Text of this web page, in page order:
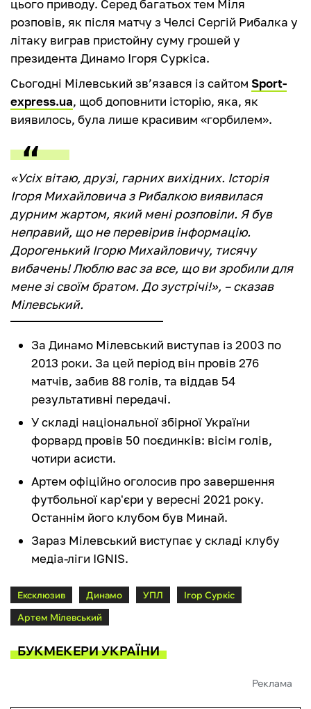
цього приводу. Серед багатьох тем Міля
розповів, як після матчу з Челсі Сергій Рибалка у
літаку виграв пристойну суму грошей у
президента Динамо Ігоря Суркіса.
Сьогодні Мілевський зв’язався із сайтом Sport-
express.ua, щоб доповнити історію, яка, як
виявилось, була лише красивим «горбилем».
«Усіх вітаю, друзі, гарних вихідних. Історія
Ігоря Михайловича з Рибалкою виявилася
дурним жартом, який мені розповіли. Я був
неправий, що не перевірив інформацію.
Дорогенький Ігорю Михайловичу, тисячу
вибачень! Люблю вас за все, що ви зробили для
мене зі своїм братом. До зустрічі!», – сказав
Мілевський.
За Динамо Мілевський виступав із 2003 по
2013 роки. За цей період він провів 276
матчів, забив 88 голів, та віддав 54
результативні передачі.
У складі національної збірної України
форвард провів 50 поєдинків: вісім голів,
чотири асисти.
Артем офіційно оголосив про завершення
футбольної кар'єри у вересні 2021 року.
Останнім його клубом був Минай.
Зараз Мілевський виступає у складі клубу
медіа-ліги IGNIS.
Ексклюзив Динамо УПЛ
Ігор Суркіс
Артем Мілевський
БУКМЕКЕРИ УКРАЇНИ
Реклама